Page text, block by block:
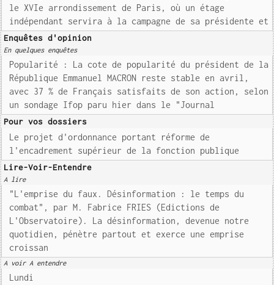
le XVIe arrondissement de Paris, où un étage
indépendant servira à la campagne de sa présidente et
Enquêtes d'opinion
En quelques enquêtes
Popularité : La cote de popularité du président de la
République Emmanuel MACRON reste stable en avril,
avec 37 % de Français satisfaits de son action, selon
un sondage Ifop paru hier dans le "Journal
Pour vos dossiers
Le projet d'ordonnance portant réforme de
l'encadrement supérieur de la fonction publique
Lire-Voir-Entendre
A lire
"L'emprise du faux. Désinformation : le temps du
combat", par M. Fabrice FRIES (Edictions de
L'Observatoire). La désinformation, devenue notre
quotidien, pénètre partout et exerce une emprise
croissan
A voir A entendre
Lundi